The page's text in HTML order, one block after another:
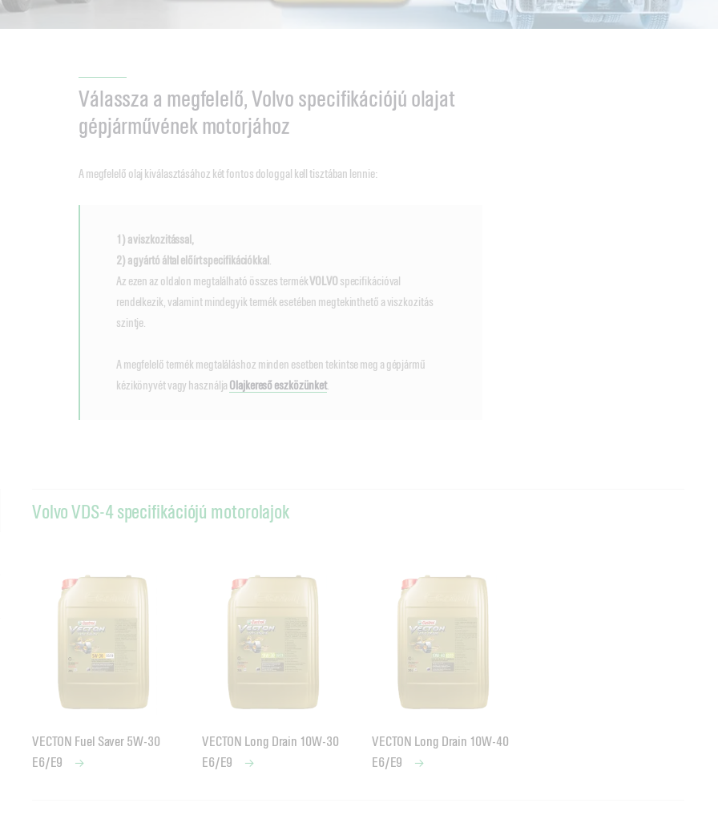
Válassza a megfelelő, Volvo specifikációjú olajat
gépjárművének motorjához
A megfelelő olaj kiválasztásához két fontos dologgal kell tisztában lennie:
1) a viszkozitással,
2) a gyártó által előírt specifikációkkal
Az ezen az oldalon megtalálható összes termékVOLVO specifikációval
rendelkezik, valamint mindegyik termék esetében megtekinthető a viszkozitás
szintje.
A megfelelő termék megtaláláshoz minden esetben tekintse meg a gépjármű
kézikönyvét vagy használja Olajkereső eszközünket.
Volvo VDS-4 specifikációjú motorolajok
VECTON Fuel Saver 5W-30
E6/E9
VECTON Long Drain 10W-30
E6/E9
VECTON Long Drain 10W-40
E6/E9